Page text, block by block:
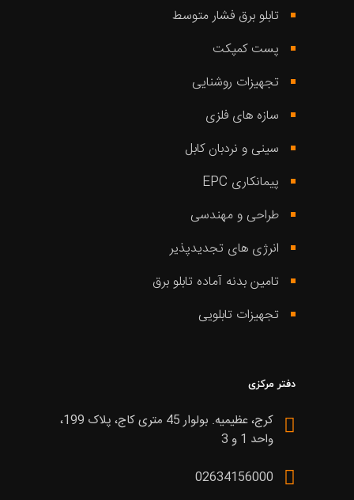
تابلو برق فشار متوسط
پست کمپکت
تجهیزات روشنایی
سازه های فلزی
سینی و نردبان کابل
پیمانکاری EPC
طراحی و مهندسی
انرژی های تجدیدپذیر
تامین بدنه آماده تابلو برق
تجهیزات تابلویی
دفتر مرکزی
کرج، عظیمیه. بولوار 45 متری کاج، پلاک 199،
واحد 1 و 3
02634156000